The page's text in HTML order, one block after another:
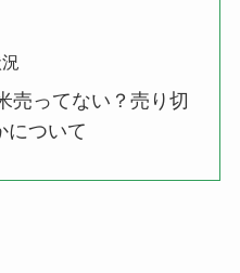
売ってない？売り切
について